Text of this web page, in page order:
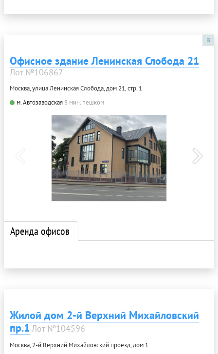
B
Офисное здание Ленинская Слобода 21
Лот №106867
Москва, улица Ленинская Слобода, дом 21, стр. 1
м. Автозаводская 8 мин. пешком
Аренда офисов
Жилой дом 2-й Верхний Михайловский
пр.1 Лот №104596
Москва, 2-й Верхний Михайловский проезд, дом 1